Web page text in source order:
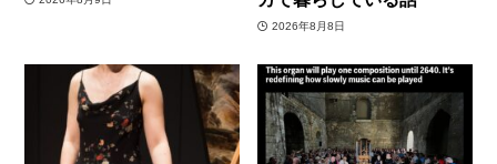
2026年8月8日